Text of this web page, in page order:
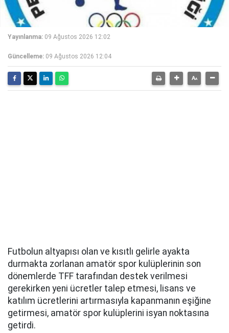
Yayınlanma: 09 Ağustos 2026 12:02
Güncelleme: 09 Ağustos 2026 12:04
Futbolun altyapısı olan ve kısıtlı gelirle ayakta
durmakta zorlanan amatör spor kulüplerinin son
dönemlerde TFF tarafından destek verilmesi
gerekirken yeni ücretler talep etmesi, lisans ve
katılım ücretlerini artırmasıyla kapanmanın eşiğine
getirmesi, amatör spor kulüplerini isyan noktasına
getirdi.